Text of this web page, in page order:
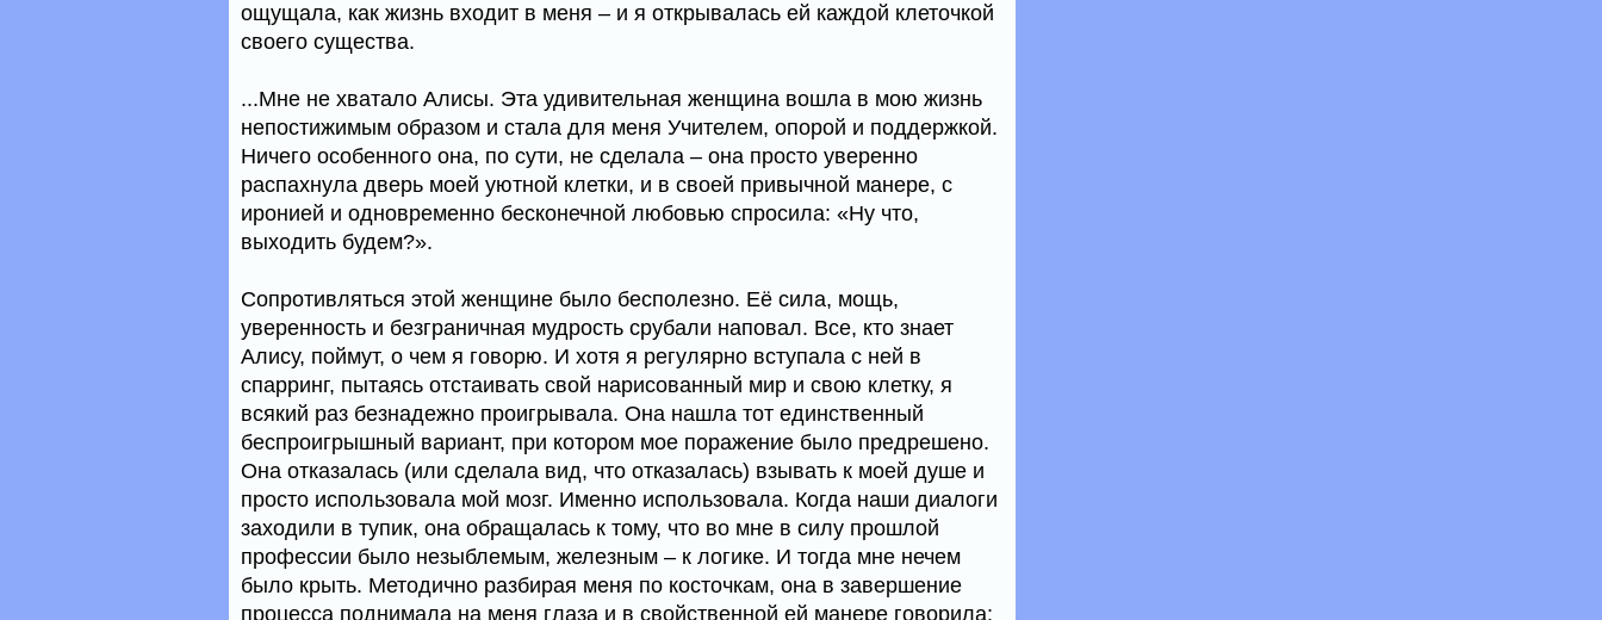
ощущала, как жизнь входит в меня – и я открывалась ей каждой клеточкой
своего существа.
...Мне не хватало Алисы. Эта удивительная женщина вошла в мою жизнь
непостижимым образом и стала для меня Учителем, опорой и поддержкой.
Ничего особенного она, по сути, не сделала – она просто уверенно
распахнула дверь моей уютной клетки, и в своей привычной манере, с
иронией и одновременно бесконечной любовью спросила: «Ну что,
выходить будем?».
Сопротивляться этой женщине было бесполезно. Её сила, мощь,
уверенность и безграничная мудрость срубали наповал. Все, кто знает
Алису, поймут, о чем я говорю. И хотя я регулярно вступала с ней в
спарринг, пытаясь отстаивать свой нарисованный мир и свою клетку, я
всякий раз безнадежно проигрывала. Она нашла тот единственный
беспроигрышный вариант, при котором мое поражение было предрешено.
Она отказалась (или сделала вид, что отказалась) взывать к моей душе и
просто использовала мой мозг. Именно использовала. Когда наши диалоги
заходили в тупик, она обращалась к тому, что во мне в силу прошлой
профессии было незыблемым, железным – к логике. И тогда мне нечем
было крыть. Методично разбирая меня по косточкам, она в завершение
процесса поднимала на меня глаза и в свойственной ей манере говорила: